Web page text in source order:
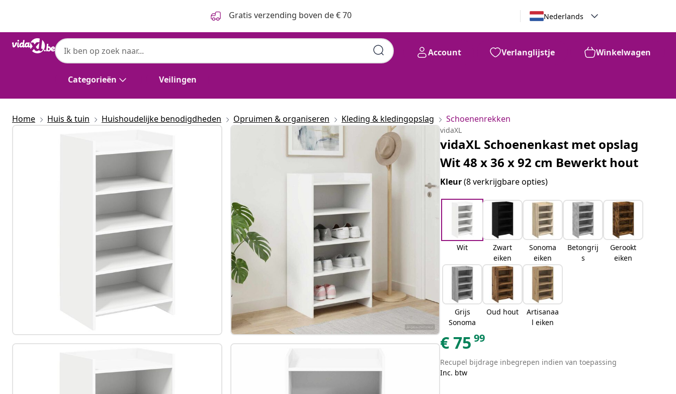
Gratis verzending boven de € 70 Nederlands
Categorieën Veilingen
Account Verlanglijstje Winkelwagen
Home Huis & tuin Huishoudelijke benodigdheden Opruimen & organiseren Kleding & kledingopslag Schoenenrekken
vidaXL
vidaXL Schoenenkast met opslag
Wit 48 x 36 x 92 cm Bewerkt hout
Kleur(8 verkrijgbare opties)
Wit
Zwart
eiken
Sonoma
eiken
Betongrij
s
Gerookt
eiken
Grijs
Sonoma
Oud hout
Artisanaa
l eiken
€75 99
Recupel bijdrage inbegrepen indien van toepassing
Inc. btw